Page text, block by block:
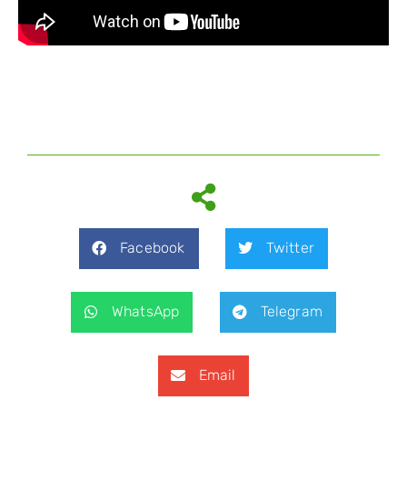
Facebook Twitter
WhatsApp Telegram
Email